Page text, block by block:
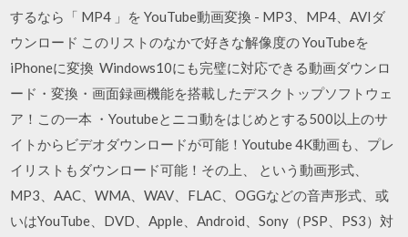
するなら「 MP4 」を YouTube動画変換 - MP3、MP4、AVIダ
ウンロード このリストのなかで好きな解像度の YouTubeを
iPhoneに変換 Windows10にも完璧に対応できる動画ダウンロ
ード・変換・画面録画機能を搭載したデスクトップソフトウェ
ア！この一本 ・Youtubeとニコ動をはじめとする500以上のサ
イトからビデオダウンロードが可能！Youtube 4K動画も、プレ
イリストもダウンロード可能！その上、 という動画形式、
MP3、AAC、WMA、WAV、FLAC、OGGなどの音声形式、或
いはYouTube、DVD、Apple、Android、Sony（PSP、PS3）対